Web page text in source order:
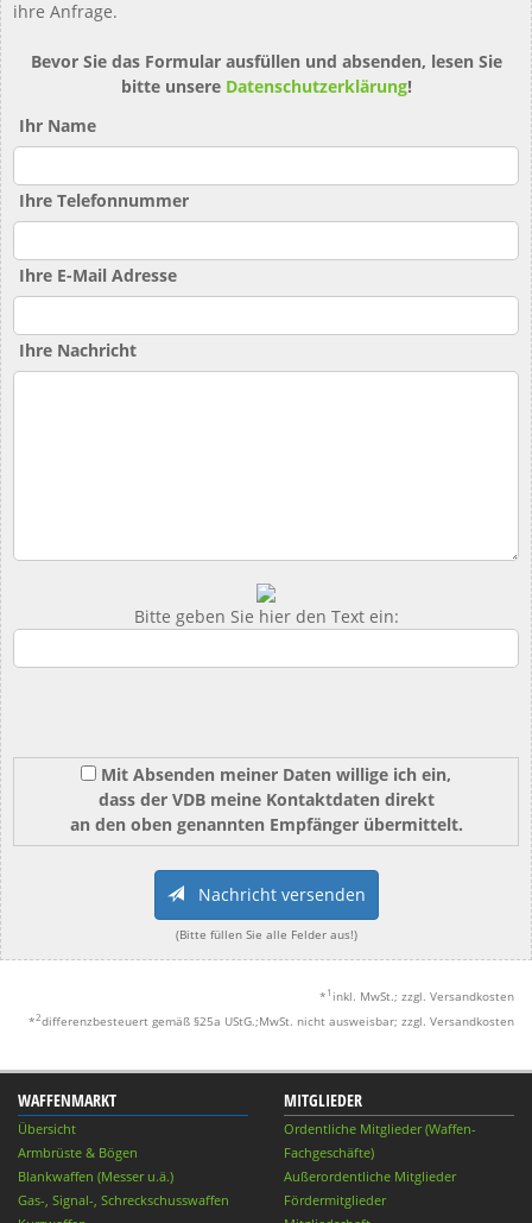
ihre Anfrage.
Bevor Sie das Formular ausfüllen und absenden, lesen Sie
bitte unsere Datenschutzerklärung!
Ihr Name
Ihre Telefonnummer
Ihre E-Mail Adresse
Ihre Nachricht
Bitte geben Sie hier den Text ein:
Mit Absenden meiner Daten willige ich ein,
dass der VDB meine Kontaktdaten direkt
an den oben genannten Empfänger übermittelt.
Nachricht versenden
(Bitte füllen Sie alle Felder aus!)
* 1 inkl. MwSt.; zzgl. Versandkosten
*2differenzbesteuert gemäß §25a UStG.;MwSt. nicht ausweisbar; zzgl. Versandkosten
WAFFENMARKT
Übersicht
Armbrüste & Bögen
Blankwaffen (Messer u.ä.)
Gas-, Signal-, Schreckschusswaffen
MITGLIEDER
Ordentliche Mitglieder (Waffen-
Fachgeschäfte)
Außerordentliche Mitglieder
Fördermitglieder